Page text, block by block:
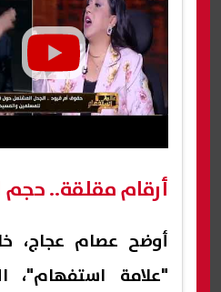
أرقام مقلقة.. حجم
أوضح عصام عجاج،
"علامة استفهام"،